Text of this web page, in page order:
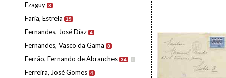
Ezaguy 3
Faria, Estrela 19
Fernandes, José Díaz 4
Fernandes, Vasco da Gama 8
Ferrão, Fernando de Abranches 34 I
Ferreira, José Gomes 4